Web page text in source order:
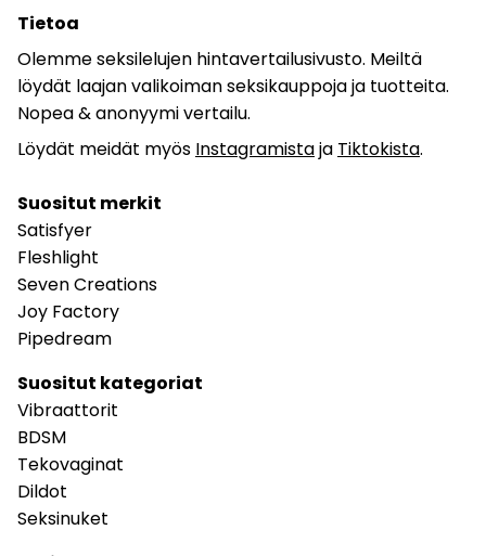
Tietoa
Olemme seksilelujen hintavertailusivusto. Meiltä
löydät laajan valikoiman seksikauppoja ja tuotteita.
Nopea & anonyymi vertailu.
Löydät meidät myös Instagramistaja Tiktokista.
Suositut merkit
Satisfyer
Fleshlight
Seven Creations
Joy Factory
Pipedream
Suositut kategoriat
Vibraattorit
BDSM
Tekovaginat
Dildot
Seksinuket